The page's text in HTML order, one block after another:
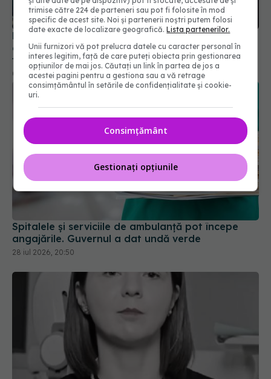
Majoritatea fumătorilor din UK cred în mod
eronat că vapatul este la fel de dăunător ca
fumatul, arată experții
08 iul 2026, 09:49
Spitalele și serviciile de ambulanță pot începe
angajările. Guvernul a dat undă verde
28 iul 2026, 20:50
trimise către 224 de parteneri sau pot fi folosite în mod
specific de acest site. Noi și partenerii noștri putem folosi
date exacte de localizare geografică.Lista partenerilor.
Unii furnizori vă pot prelucra datele cu caracter personal în
interes legitim, față de care puteți obiecta prin gestionarea
opțiunilor de mai jos. Căutați un link în partea de jos a
acestei pagini pentru a gestiona sau a vă retrage
consimțământul în setările de confidențialitate și cookie-
uri.
Consimțământ
Gestionați opțiunile